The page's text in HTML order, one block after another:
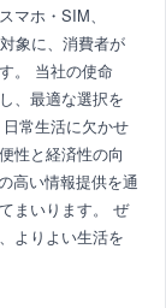
マホ・SIM、
象に、消費者が
。 当社の使命
、最適な選択を
常生活に欠かせ
性と経済性の向
高い情報提供を通
まいります。 ぜ
よりよい生活を